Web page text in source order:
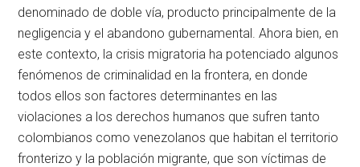
denominado de doble vía, producto principalmente de la
negligencia y el abandono gubernamental. Ahora bien, en
este contexto, la crisis migratoria ha potenciado algunos
fenómenos de criminalidad en la frontera, en donde
todos ellos son factores determinantes en las
violaciones a los derechos humanos que sufren tanto
colombianos como venezolanos que habitan el territorio
fronterizo y la población migrante, que son víctimas de